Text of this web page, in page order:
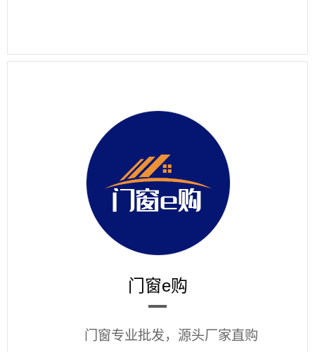
门窗e购
门窗专业批发，源头厂家直购